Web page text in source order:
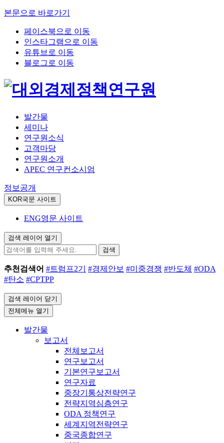
본문으로 바로가기
페이스북으로 이동
인스타그램으로 이동
유튜브로 이동
블로그로 이동
발간물
세미나
연구원소식
고객마당
연구원소개
APEC 연구컨소시엄
정보공개
KOR국문 사이트
ENG영문 사이트
검색 레이어 열기
검색
추천검색어 #트럼프2기 #경제안보 #미중경쟁 #반도체 #ODA
#탄소 #CPTPP
검색 레이어 닫기
전체메뉴 열기
발간물
보고서
전체보고서
연구보고서
기본연구보고서
연구자료
중장기통상전략연구
전략지역심층연구
ODA 정책연구
세계지역전략연구
중국종합연구